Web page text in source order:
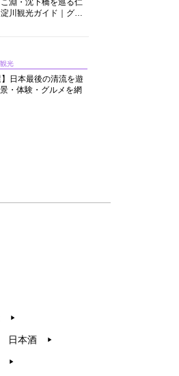
淀川観光ガイド｜グル
光
】日本最後の清流を遊
・体験・グルメを網
▶︎
日本酒 ▶︎
▶︎